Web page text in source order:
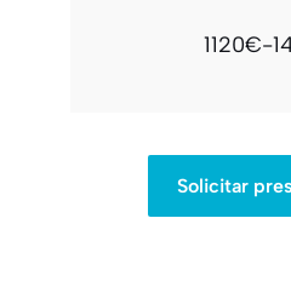
1120€-
Solicitar